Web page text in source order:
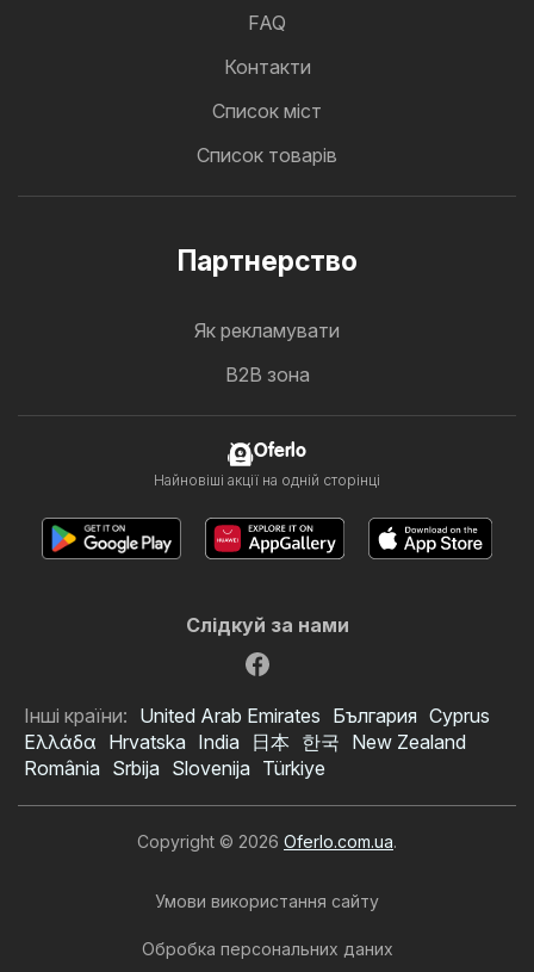
FAQ
Контакти
Cписок міст
Список товарів
Партнерство
Як рекламувати
B2B зона
Oferlo
Найновіші акції на одній сторінці
Слідкуй за нами
Інші країни: United Arab Emirates България Cyprus
Ελλάδα Hrvatska India 日本 한국 New Zealand
România Srbija Slovenija Türkiye
Copyright © 2026 Oferlo.com.ua.
Умови використання сайту
Обробка персональних даних